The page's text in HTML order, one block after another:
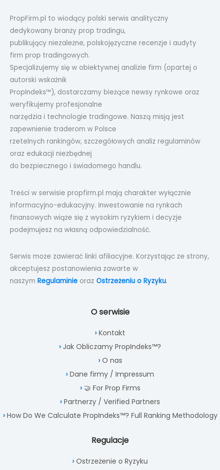
PropFirm.pl to wiodący polski serwis analityczny
dedykowany branży prop tradingu,
publikujący niezależne, polskojęzyczne recenzje i audyty
firm prop tradingowych.
Specjalizujemy się w obiektywnej analizie firm (opartej o
autorski wskaźnik
PropIndeks™), dostarczamy bieżące newsy rynkowe oraz
weryfikujemy profesjonalne
narzędzia i technologie tradingowe. Naszą misją jest
zapewnienie traderom w Polsce
rzetelnych rankingów, szczegółowych analiz regulaminów
oraz edukacji niezbędnej
do bezpiecznego i świadomego handlu.
Treści w serwisie propfirm.pl mają charakter wyłącznie
informacyjno-edukacyjny. Inwestowanie na rynkach
finansowych wiąże się z wysokim ryzykiem i decyzje
podejmujesz na własną odpowiedzialność.
Serwis może zawierać linki afiliacyjne. Korzystając ze strony,
akceptujesz postanowienia zawarte w
naszym Regulaminie oraz Ostrzeżeniu o Ryzyku.
O serwisie
Kontakt
Jak Obliczamy PropIndeks™?
O nas
Dane firmy / Impressum
🤝 For Prop Firms
Partnerzy / Verified Partners
How Do We Calculate PropIndeks™? Full Ranking Methodology
Regulacje
Ostrzeżenie o Ryzyku